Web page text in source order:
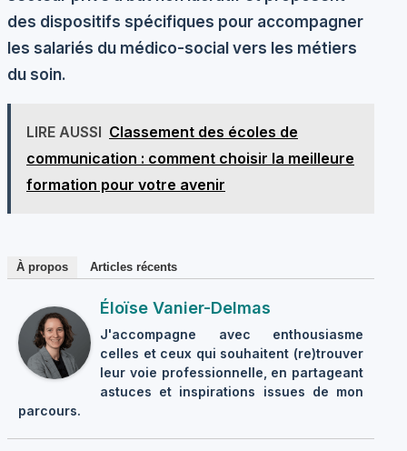
des dispositifs spécifiques pour accompagner
les salariés du médico-social vers les métiers
du soin.
LIRE AUSSI Classement des écoles de
communication : comment choisir la meilleure
formation pour votre avenir
À propos Articles récents
Éloïse Vanier-Delmas
J'accompagne avec enthousiasme
celles et ceux qui souhaitent (re)trouver
leur voie professionnelle, en partageant
astuces et inspirations issues de mon
parcours.